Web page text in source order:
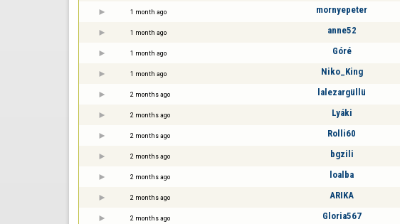
1 month ago mornyepeter
1 month ago anne52
1 month ago Góré
1 month ago Niko_King
2 months ago lalezargüllü
2 months ago Lyáki
2 months ago Rolli60
2 months ago bgzili
2 months ago loalba
2 months ago ARIKA
2 months ago Gloria567